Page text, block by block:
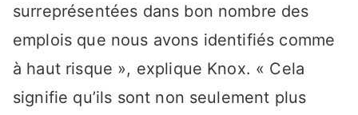
surreprésentées dans bon nombre des
emplois que nous avons identifiés comme
à haut risque », explique Knox. « Cela
signifie qu’ils sont non seulement plus